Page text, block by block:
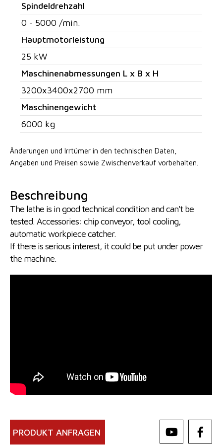
Spindeldrehzahl
0 - 5000 /min.
Hauptmotorleistung
25 kW
Maschinenabmessungen L x B x H
3200x3400x2700 mm
Maschinengewicht
6000 kg
Änderungen und Irrtümer in den technischen Daten,
Angaben und Preisen sowie Zwischenverkauf vorbehalten.
Beschreibung
The lathe is in good technical condition and can't be
tested. Accessories: chip conveyor, tool cooling,
automatic workpiece catcher.
If there is serious interest, it could be put under power
the machine.
PRODUKT ANFRAGEN